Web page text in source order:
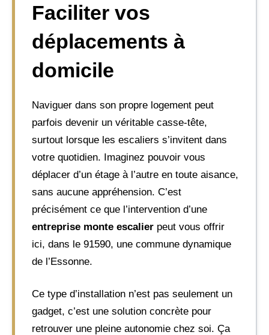
Faciliter vos
déplacements à
domicile
Naviguer dans son propre logement peut
parfois devenir un véritable casse-tête,
surtout lorsque les escaliers s’invitent dans
votre quotidien. Imaginez pouvoir vous
déplacer d’un étage à l’autre en toute aisance,
sans aucune appréhension. C’est
précisément ce que l’intervention d’une
entreprise monte escalier peut vous offrir
ici, dans le 91590, une commune dynamique
de l’Essonne.
Ce type d’installation n’est pas seulement un
gadget, c’est une solution concrète pour
retrouver une pleine autonomie chez soi. Ça